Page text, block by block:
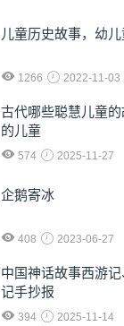
儿童历史故事，幼
1266 2022-11-03
古代哪些聪慧儿童
的儿童
574 2025-11-27
企鹅寄冰
408 2023-06-27
中国神话故事西游
记手抄报
394 2025-11-14